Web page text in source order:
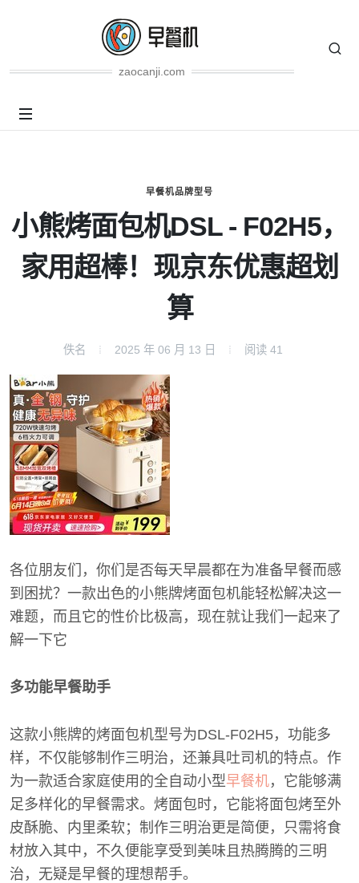
zaocanji.com
早餐机品牌型号
小熊烤面包机DSL - F02H5，
家用超棒！现京东优惠超划
算
佚名 2025 年 06 月 13 日 阅读 41
各位朋友们，你们是否每天早晨都在为准备早餐而感
到困扰？一款出色的小熊牌烤面包机能轻松解决这一
难题，而且它的性价比极高，现在就让我们一起来了
解一下它
多功能早餐助手
这款小熊牌的烤面包机型号为DSL-F02H5，功能多
样，不仅能够制作三明治，还兼具吐司机的特点。作
为一款适合家庭使用的全自动小型早餐机，它能够满
足多样化的早餐需求。烤面包时，它能将面包烤至外
皮酥脆、内里柔软；制作三明治更是简便，只需将食
材放入其中，不久便能享受到美味且热腾腾的三明
治，无疑是早餐的理想帮手。